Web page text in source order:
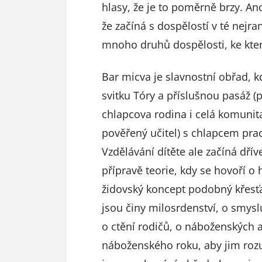
hlasy, že je to poměrně brzy.
že začíná s dospělostí v té
mnoho druhů dospělosti, ke
Bar micva je slavnostní obřad,
svitku Tóry a příslušnou pasáž
chlapcova rodina i celá
pověřený učitel) s chlapcem
Vzdělávání dítěte ale začíná
přípravě teorie, kdy se hovoří o
židovský koncept podobný
jsou činy milosrdenství, o
o ctění rodičů, o náboženských
náboženského roku, aby jim